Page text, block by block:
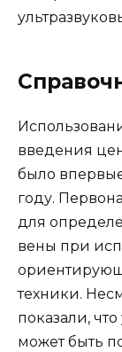
введения
было
году.
для
вены при
техники.
показали,
может быть